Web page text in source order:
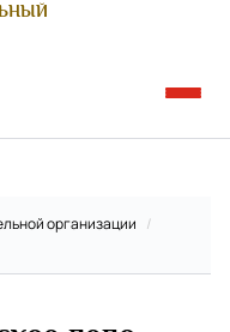
организации /